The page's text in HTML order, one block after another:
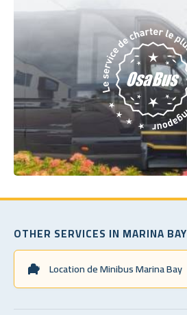
OTHER SERVICES IN MARINA BAY
Location de Minibus Marina Bay